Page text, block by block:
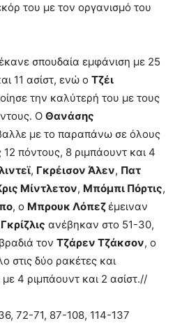
του με τον οργανισμό του
σπουδαία εμφάνιση με 25
11 ασίστ, ενώ ο Τζέι
την καλύτερή του με τους
Ο Θανάσης
με το παραπάνω σε όλους
πόντους, 8 ριμπάουντ και 4
, Γκρέισον Άλεν, Πατ
Μίντλετον, Μπόμπι Πόρτις,
, ο Μπρουκ Λόπεζέμειναν
Γκρίζλις ανέβηκαν στο 51-30,
τον Τζάρεν Τζάκσον, ο
στις δύο ρακέτες και
4 ριμπάουντ και 2 ασίστ.//
72-71, 87-108, 114-137